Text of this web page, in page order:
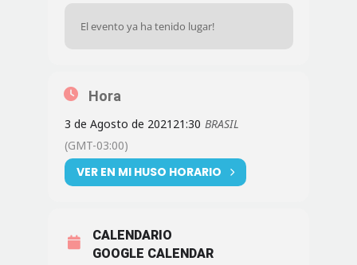
El evento ya ha tenido lugar!
Hora
3 de Agosto de 2021 21:30 BRASIL
(GMT-03:00)
VER EN MI HUSO HORARIO
CALENDARIO
GOOGLE CALENDAR